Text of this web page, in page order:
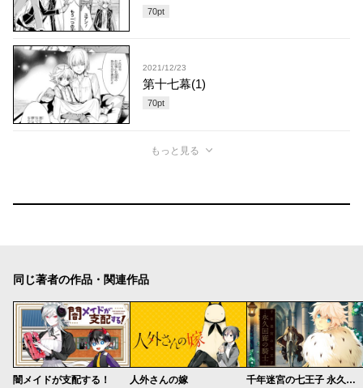
70pt
2021/12/23
第十七幕(1)
70pt
もっと見る
同じ著者の作品・関連作品
闇メイドが支配する！ 人外さんの嫁 千年迷宮の七王子 永久回廊の騎士